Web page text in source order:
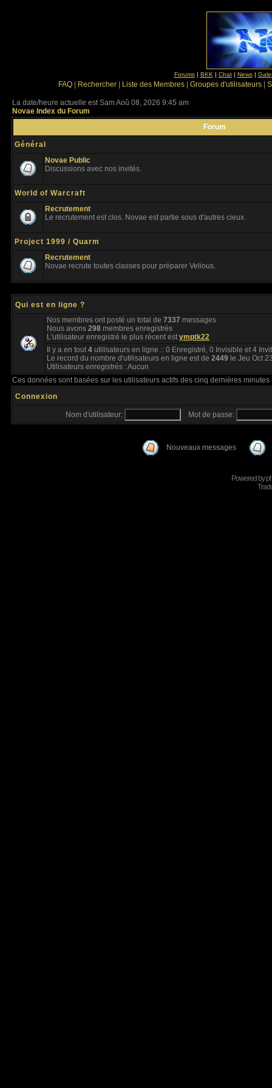
Forums| BKK | Chat| News|
FAQ Rechercher Liste des Membres Groupes d'utilisateurs
La date/heure actuelle est Sam Aoû 08, 2026 9:45 am
Novae Index du Forum
Forum
Général
Novae Public
Discussions avec nos invités.
World of Warcraft
Recrutement
Le recrutement est clos. Novae est partie sous d'autres cieux.
Project 1999 / Quarm
Recrutement
Novae recrute toutes classes pour préparer Velious.
Qui est en ligne ?
Nos membres ont posté un total de 7337 messages
Nous avons 298 membres enregistrés
L'utilisateur enregistré le plus récent estymptk22
Il y a en tout4 utilisateurs en ligne :: 0 Enregistré, 0 Invisible et 4
Le record du nombre d'utilisateurs en ligne est de 2449 le Jeu Oct
Utilisateurs enregistrés : Aucun
Ces données sont basées sur les utilisateurs actifs des cinq dernières minutes
Connexion
Nom d'utilisateur: Mot de passe:
Nouveaux messages
Powered by